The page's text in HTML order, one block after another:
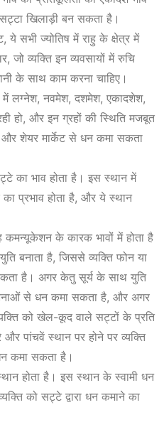
खिलाड़ी बन सकता है।
सभी ज्योतिष में राहु के क्षेत्र में
व्यक्ति इन व्यवसायों में रुचि
के साथ काम करना चाहिए।
में लग्नेश, नवमेश, दशमेश, एकादशेश,
हो, और इन ग्रहों की स्थिति मजबूत
और शेयर मार्केट से धन कमा सकता
का भाव होता है। इस स्थान में
प्रभाव होता है, और ये स्थान
कमन्यूकेशन के कारक भावों में होता है
बनाता है, जिससे व्यक्ति फोन या
है। अगर केतु सूर्य के साथ युति
से धन कमा सकता है, और अगर
को खेल-कूद वाले सट्टों के प्रति
पांचवें स्थान पर होने पर व्यक्ति
कमा सकता है।
होता है। इस स्थान के स्वामी धन
को सट्टे द्वारा धन कमाने का